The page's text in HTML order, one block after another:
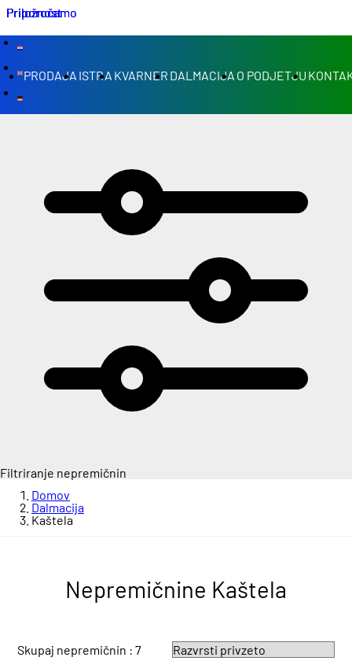
PRODAJA ISTRA KVARNER DALMACIJA O PODJETJU
Filtriranje nepremičnin
Domov
Dalmacija
Kaštela
Nepremičnine Kaštela
Skupaj nepremičnin : 7
Priporočamo
Priložnost
Priporočamo
Priložnost